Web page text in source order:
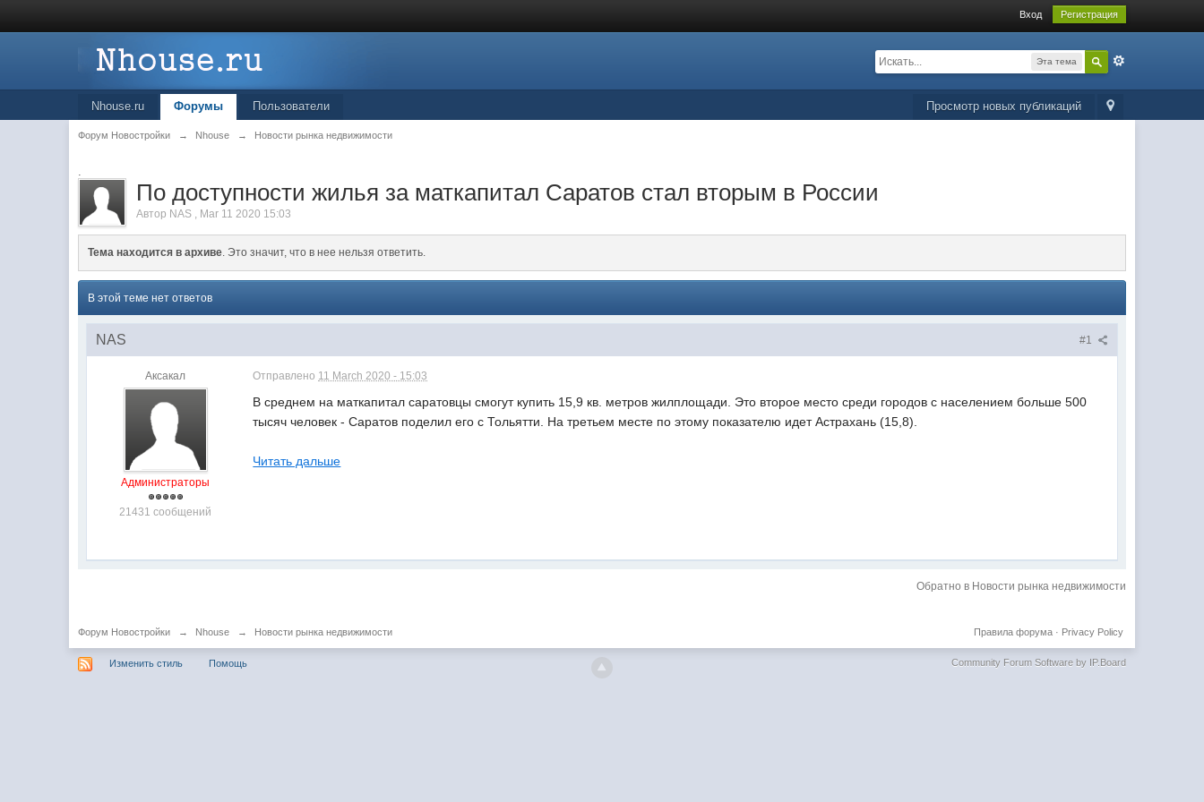
Вход Регистрация
Эта тема
Просмотр новых публикаций
Nhouse.ru Форумы Пользователи
Форум Новостройки → Nhouse → Новости рынка недвижимости
.
По доступности жилья за маткапитал Саратов стал вторым в России
Автор NAS , Mar 11 2020 15:03
Тема находится в архиве. Это значит, что в нее нельзя ответить.
В этой теме нет ответов
#1
NAS
Аксакал
Администраторы
21431 сообщений
Отправлено 11 March 2020 - 15:03
В среднем на маткапитал саратовцы смогут купить 15,9 кв. метров жилплощади. Это второе место среди городов с населением больше 500
тысяч человек - Саратов поделил его с Тольятти. На третьем месте по этому показателю идет Астрахань (15,8).
Читать дальше
Обратно в Новости рынка недвижимости
Форум Новостройки → Nhouse → Новости рынка недвижимости Privacy Policy
Правила форума·
Изменить стиль Помощь Community Forum Software by IP.Board